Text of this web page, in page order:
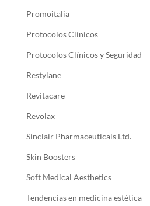
Promoitalia
Protocolos Clínicos
Protocolos Clínicos y Seguridad
Restylane
Revitacare
Revolax
Sinclair Pharmaceuticals Ltd.
Skin Boosters
Soft Medical Aesthetics
Tendencias en medicina estética